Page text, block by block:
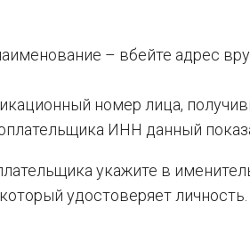
– вбейте адрес
номер лица,
ИНН данный
укажите в
удостоверяет личность.